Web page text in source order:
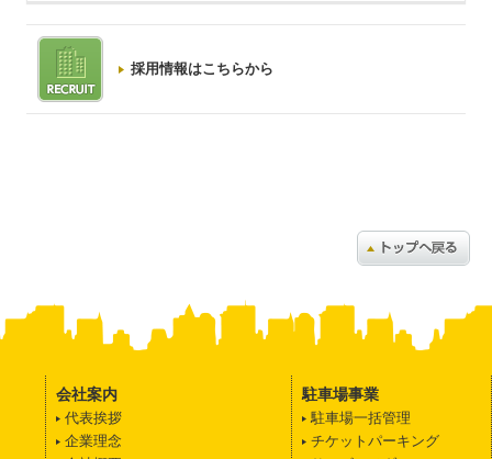
採用情報はこちらから
会社案内
代表挨拶
企業理念
駐車場事業
駐車場一括管理
チケットパーキング